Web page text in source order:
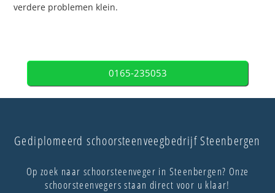
verdere problemen klein.
0165-235053
Gediplomeerd schoorsteenveegbedrijf Steenbergen
Op zoek naar schoorsteenveger in Steenbergen? Onze
schoorsteenvegers staan direct voor u klaar!